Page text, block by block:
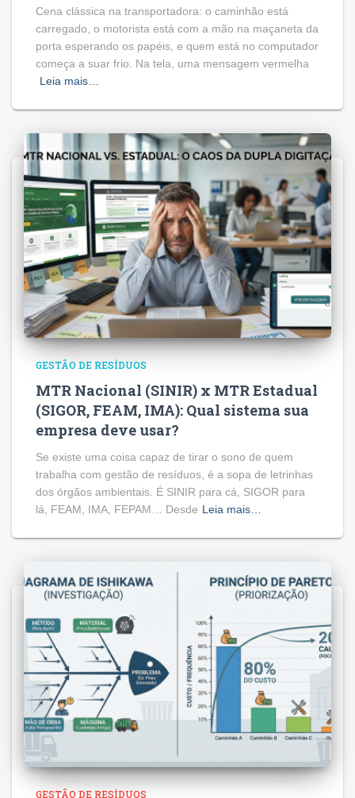
Cena clássica na transportadora: o caminhão está
carregado, o motorista está com a mão na maçaneta da
porta esperando os papéis, e quem está no computador
começa a suar frio. Na tela, uma mensagem vermelha
Leia mais…
GESTÃO DE RESÍDUOS
MTR Nacional (SINIR) x MTR Estadual
(SIGOR, FEAM, IMA): Qual sistema sua
empresa deve usar?
Se existe uma coisa capaz de tirar o sono de quem
trabalha com gestão de resíduos, é a sopa de letrinhas
dos órgãos ambientais. É SINIR para cá, SIGOR para
lá, FEAM, IMA, FEPAM… Desde Leia mais…
GESTÃO DE RESÍDUOS